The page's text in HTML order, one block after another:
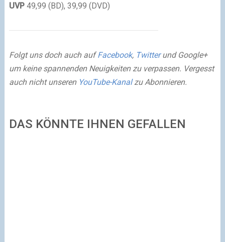
UVP49,99 (BD), 39,99 (DVD)
Folgt uns doch auch aufFacebook, Twitterund Google+
um keine spannenden Neuigkeiten zu verpassen. Vergesst
auch nicht unseren YouTube-Kanalzu Abonnieren.
DAS KÖNNTE IHNEN GEFALLEN